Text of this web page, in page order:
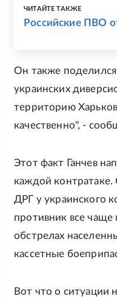
ЧИТАЙТЕ ТАКЖЕ
Российские ПВО
Он также
украинских
территорию
качественно", -
Этот факт Ганчев
каждой контратаке.
ДРГ у украинского
противник все чаще
обстрелах
кассетные
Вот что о ситуации